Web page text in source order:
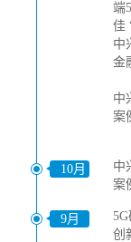
端
佳
中
金
中
案
10月
中
案
9月
创